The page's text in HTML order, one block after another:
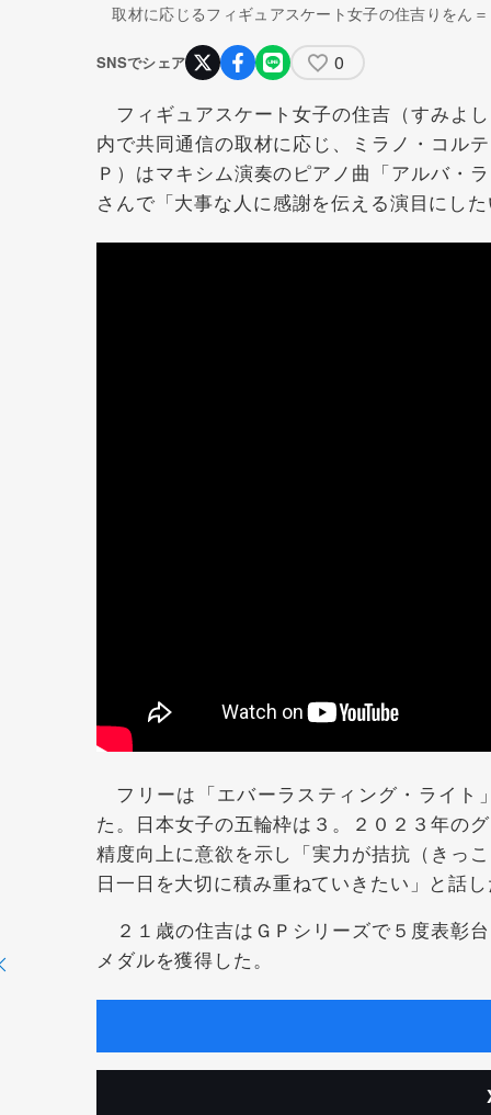
取材に応じるフィギュアスケート女子の住吉りをん
SNSでシェア 0
フィギュアスケート女子の住吉（すみよ
内で共同通信の取材に応じ、ミラノ・コル
Ｐ）はマキシム演奏のピアノ曲「アルバ・
さんで「大事な人に感謝を伝える演目にし
フリーは「エバーラスティング・ライト
た。日本女子の五輪枠は３。２０２３年の
精度向上に意欲を示し「実力が拮抗（きっ
日一日を大切に積み重ねていきたい」と話
２１歳の住吉はＧＰシリーズで５度表彰
メダルを獲得した。